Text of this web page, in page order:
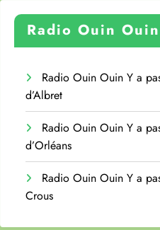
Radio Ouin Ouin
Radio Ouin Ouin Y a
d’Albret
Radio Ouin Ouin Y a
d’Orléans
Radio Ouin Ouin Y a
Crous